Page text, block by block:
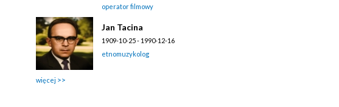
operator filmowy
Jan Tacina
1909-10-25 - 1990-12-16
etnomuzykolog
więcej